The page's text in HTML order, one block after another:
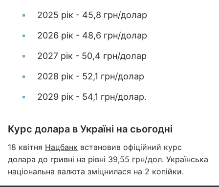
2025 рік - 45,8 грн/долар
2026 рік - 48,6 грн/долар
2027 рік - 50,4 грн/долар
2028 рік - 52,1 грн/долар
2029 рік - 54,1 грн/долар.
Курс долара в Україні на сьогодні
18 квітня Нацбанк встановив офіційний курс
долара до гривні на рівні 39,55 грн/дол. Українська
національна валюта зміцнилася на 2 копійки.